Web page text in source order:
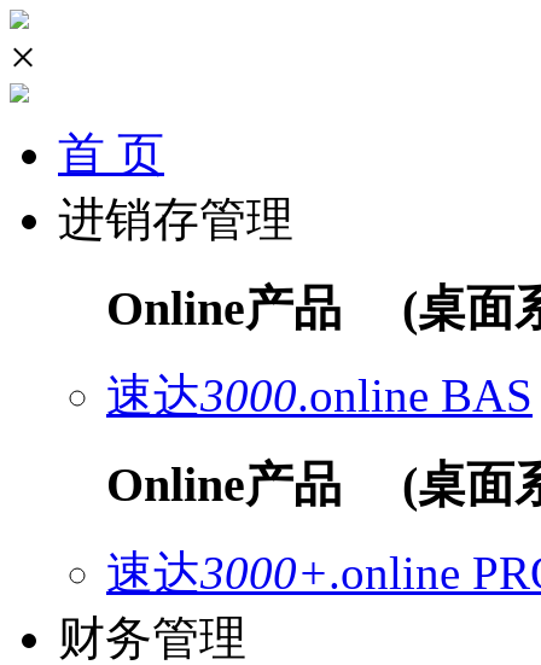
×
首 页
进销存管理
Online产品 (桌面
速达3000.online BAS
Online产品 (桌面
速达3000+.online
财务管理